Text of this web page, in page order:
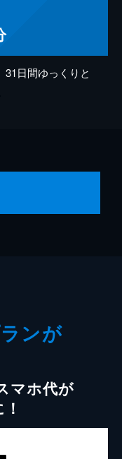
日間ゆっくりと
ンが
マホ代が